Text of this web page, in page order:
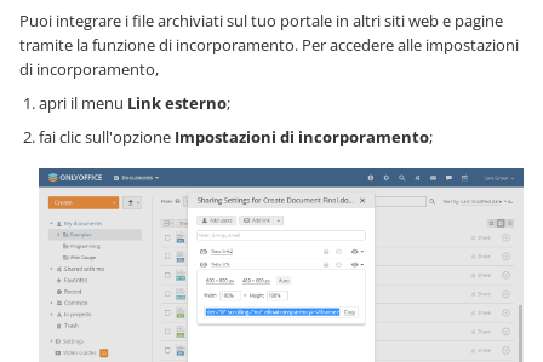
Puoi integrare i file archiviati sul tuo portale in altri siti web e pagine
tramite la funzione di incorporamento. Per accedere alle impostazioni
di incorporamento,
apri il menu Link esterno;
fai clic sull'opzione Impostazioni di incorporamento;